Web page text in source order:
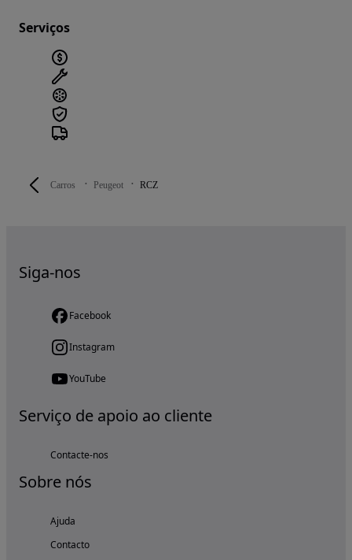
Carros Peugeot RCZ
Serviços
Siga-nos
Facebook
Instagram
YouTube
Serviço de apoio ao cliente
Contacte-nos
Sobre nós
Ajuda
Contacto